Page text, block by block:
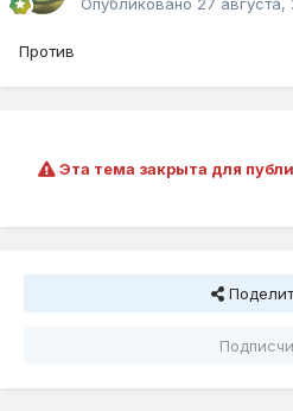
Опубликовано 27 августа,
Против
Эта тема закрыта для